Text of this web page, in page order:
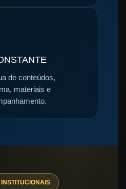
de conteúdos,
materiais e